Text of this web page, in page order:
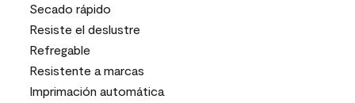
Secado rápido
Resiste el deslustre
Refregable
Resistente a marcas
Imprimación automática